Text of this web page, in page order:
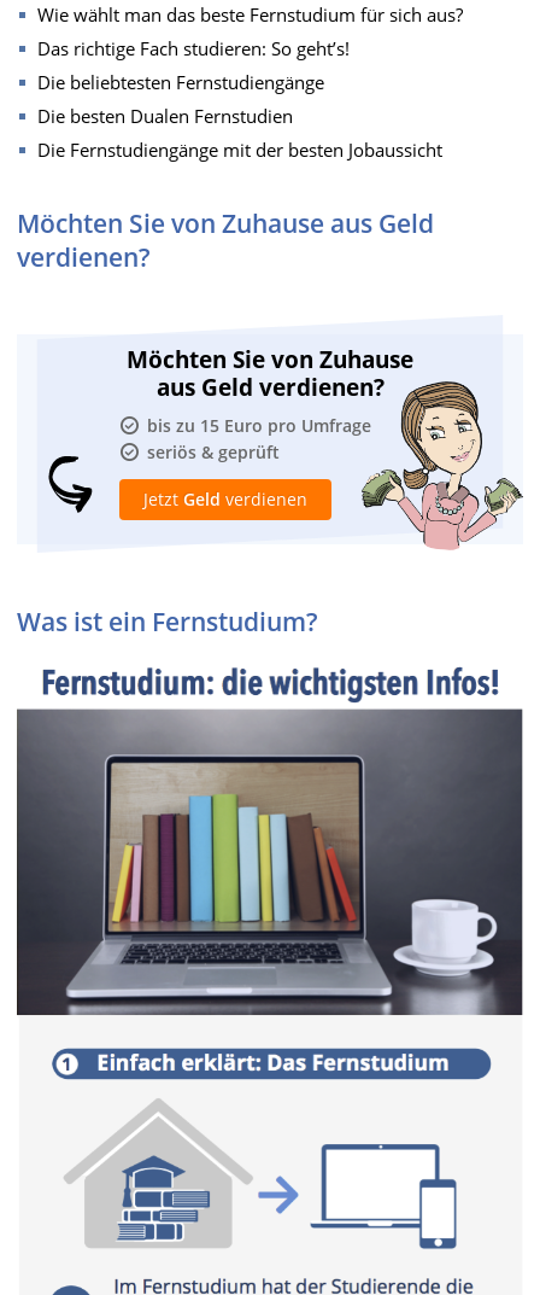
Wie wählt man das beste Fernstudium für sich aus?
Das richtige Fach studieren: So geht’s!
Die beliebtesten Fernstudiengänge
Die besten Dualen Fernstudien
Die Fernstudiengänge mit der besten Jobaussicht
Möchten Sie von Zuhause aus Geld
verdienen?
Möchten Sie von Zuhause
aus Geld verdienen?
bis zu 15 Euro pro Umfrage
seriös & geprüft
Jetzt Geld verdienen
Was ist ein Fernstudium?